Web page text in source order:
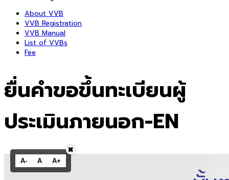
About VVB
VVB Registration
VVB Manual
List of VVBs
Fee
ยื่นคำขอขึ้นทะเบียนผู้
ประเมินภายนอก-EN
A- A A+
✖